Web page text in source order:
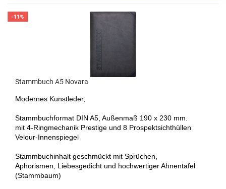
-11%
Stammbuch A5 Novara
Modernes Kunstleder,
Stammbuchformat DIN A5, Außenmaß 190 x 230 mm.
mit 4-Ringmechanik Prestige und 8 Prospektsichthüllen
Velour-Innenspiegel
Stammbuchinhalt geschmückt mit Sprüchen,
Aphorismen, Liebesgedicht und hochwertiger Ahnentafel
(Stammbaum)